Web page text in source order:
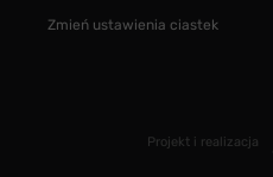
Zmień ustawienia ciastek
Projekt i realizacja